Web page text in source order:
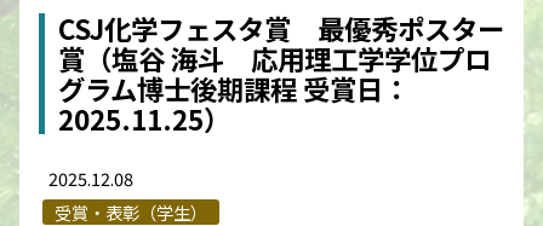
CSJ化学フェスタ賞 最優秀ポスター
賞（塩谷 海斗 応用理工学学位プロ
グラム博士後期課程 受賞日：
2025.11.25）
2025.12.08
受賞・表彰（学生）